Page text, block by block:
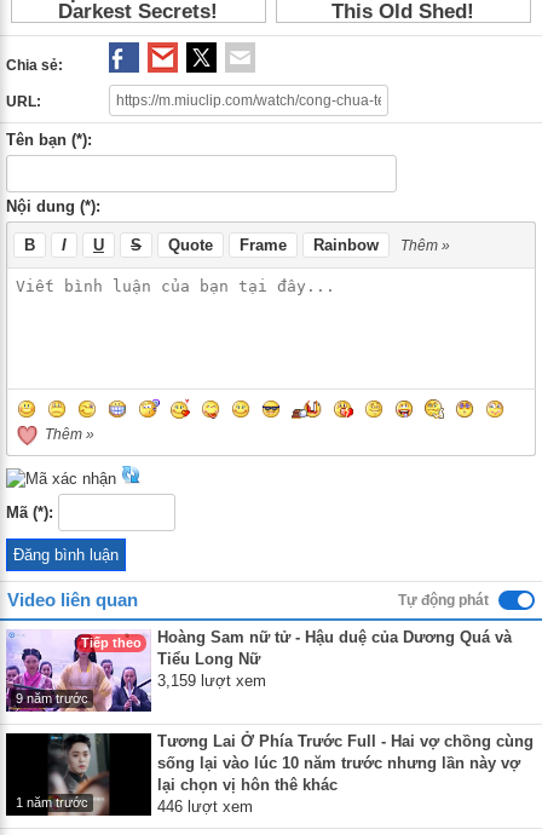
Chia sẻ:
URL:
Tên bạn (*):
Nội dung (*):
B I U S Quote Frame Rainbow Thêm »
Thêm »
Mã (*):
Video liên quan Tự động phát
Tiếp theo
9 năm trước
Hoàng Sam nữ tử - Hậu duệ của Dương Quá và
Tiểu Long Nữ
3,159 lượt xem
1 năm trước
Tương Lai Ở Phía Trước Full - Hai vợ chồng cùng
sống lại vào lúc 10 năm trước nhưng lần này vợ
lại chọn vị hôn thê khác
446 lượt xem